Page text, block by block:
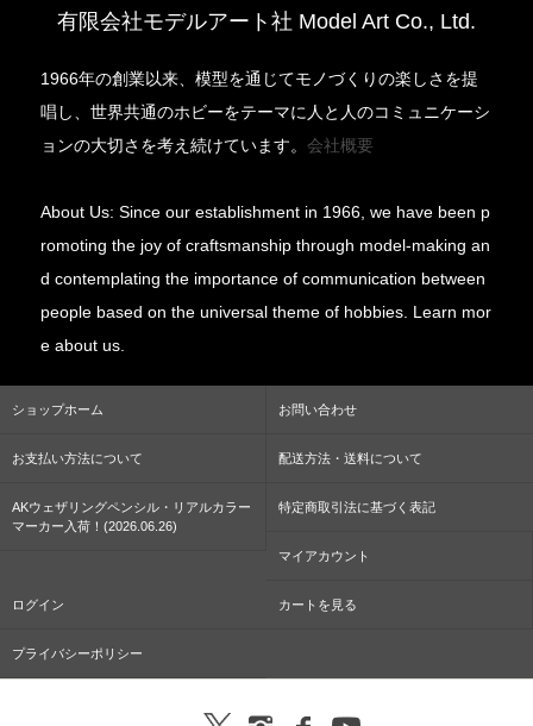
有限会社モデルアート社 Model Art Co., Ltd.
1966年の創業以来、模型を通じてモノづくりの楽しさを提
唱し、世界共通のホビーをテーマに人と人のコミュニケーシ
ョンの大切さを考え続けています。会社概要
About Us: Since our establishment in 1966, we have been p
romoting the joy of craftsmanship through model-making an
d contemplating the importance of communication between
people based on the universal theme of hobbies. Learn mor
e about us.
ショップホーム お問い合わせ
お支払い方法について 配送方法・送料について
AKウェザリングペンシル・リアルカラー
マーカー入荷！(2026.06.26)
特定商取引法に基づく表記
マイアカウント
ログイン カートを見る
プライバシーポリシー